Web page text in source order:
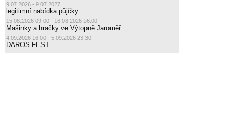
9.07.2026 - 9.07.2027
legitimní nabídka půjčky
15.08.2026 09:00 - 16.08.2026 16:00
Mašinky a hračky ve Výtopně Jaroměř
4.09.2026 16:00 - 5.09.2026 23:30
DAROS FEST